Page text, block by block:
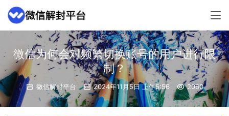
微信为何会对频繁切换账号的用户进行限
制？
微信解封平台 2024年11月5日 上午5:56 2060